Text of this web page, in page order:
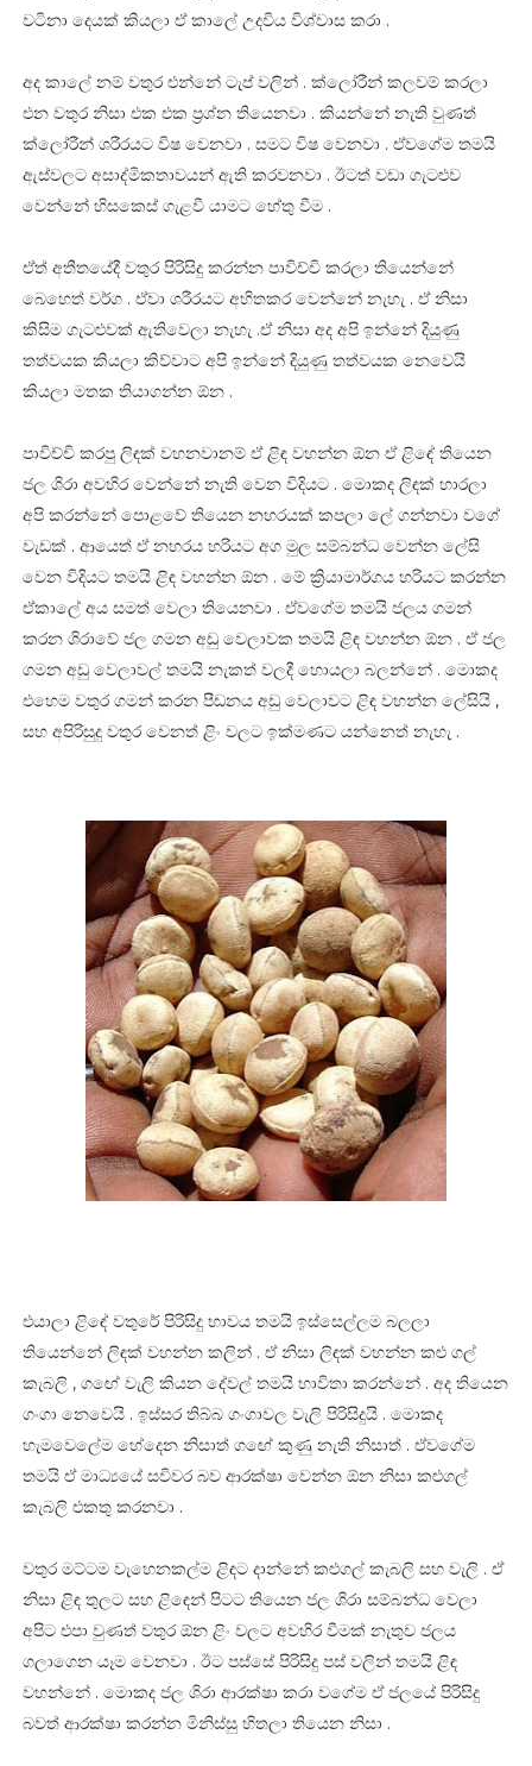
වටිනා දෙයක් කියලා ඒ කාලේ උදවිය විශ්වාස කරා .
අද කාලේ නම් වතුර එන්නේ ටැප් වලින් . ක්ලෝරීන් කලවම් කරලා
එන වතුර නිසා එක එක ප්‍රශ්න තියෙනවා . කියන්නේ නැති වුණත්
ක්ලෝරීන් ශරීරයට විෂ වෙනවා . සමට විෂ වෙනවා . ඒවගේම තමයි
ඇස්වලට අසාද්මිකතාවයන් ඇති කරවනවා . ඊටත් වඩා ගැටළුව
වෙන්නේ හිසකෙස් ගැළවී යාමට හේතු වීම .
ඒත් අතීතයේදී වතුර පිරිසිදු කරන්න පාවිච්චි කරලා තියෙන්නේ
බෙහෙත් වර්ග . ඒවා ශරීරයට අහිතකර වෙන්නේ නැහැ . ඒ නිසා
කිසිම ගැටළුවක් ඇතිවෙලා නැහැ .ඒ නිසා අද අපි ඉන්නේ දියුණු
තත්වයක කියලා කිව්වාට අපි ඉන්නේ දියුණු තත්වයක නෙවෙයි
කියලා මතක තියාගන්න ඕන .
පාවිච්චි කරපු ලිඳක් වහනවානම් ඒ ළිඳ වහන්න ඕන ඒ ළිඳේ තියෙන
ජල ශිරා අවහිර වෙන්නේ නැති වෙන විදියට . මොකද ලිඳක් හාරලා
අපි කරන්නේ පොළවේ තියෙන නහරයක් කපලා ලේ ගන්නවා වගේ
වැඩක් . ආයෙත් ඒ නහරය හරියට අග මුල සම්බන්ධ වෙන්න ලේසි
වෙන විදියට තමයි ළිඳ වහන්න ඕන . මේ ක්‍රියාමාර්ගය හරියට කරන්න
ඒකාලේ අය සමත් වෙලා තියෙනවා . ඒවගේම තමයි ජලය ගමන්
කරන ශිරාවේ ජල ගමන අඩු වෙලාවක තමයි ළිඳ වහන්න ඕන . ඒ ජල
ගමන අඩු වෙලාවල් තමයි නැකත් වලදී හොයලා බලන්නේ . මොකද
එහෙම වතුර ගමන් කරන පීඩනය අඩු වෙලාවට ළිඳ වහන්න ලේසියි ,
සහ අපිරිසුදු වතුර වෙනත් ළිං වලට ඉක්මණට යන්නෙත් නැහැ .
එයාලා ළිඳේ වතුරේ පිරිසිදු භාවය තමයි ඉස්සෙල්ලම බලලා
තියෙන්නේ ලිඳක් වහන්න කලින් . ඒ නිසා ලිඳක් වහන්න කළු ගල්
කැබලි , ගඟේ වැලි කියන දේවල් තමයි භාවිතා කරන්නේ . අද තියෙන
ගංගා නෙවෙයි . ඉස්සර තිබ්බ ගංගාවල වැලි පිරිසිදුයි . මොකද
හැමවෙලේම හේදෙන නිසාත් ගඟේ කුණු නැති නිසාත් . ඒවගේම
තමයි ඒ මාධ්‍යයේ සවිවර බව ආරක්ෂා වෙන්න ඕන නිසා කළුගල්
කැබලි එකතු කරනවා .
වතුර මට්ටම වැහෙනකල්ම ළිඳට දාන්නේ කළුගල් කැබලි සහ වැලි . ඒ
නිසා ළිඳ තුලට සහ ළිඳෙන් පිටට තියෙන ජල ශිරා සම්බන්ධ වෙලා
අපිට එපා වුණත් වතුර ඕන ළිං වලට අවහිර වීමක් නැතුව ජලය
ගලාගෙන යෑම වෙනවා . ඊට පස්සේ පිරිසිදු පස් වලින් තමයි ළිඳ
වහන්නේ . මොකද ජල ශිරා ආරක්ෂා කරා වගේම ඒ ජලයේ පිරිසිදු
බවත් ආරක්ෂා කරන්න මිනිස්සු හිතලා තියෙන නිසා .